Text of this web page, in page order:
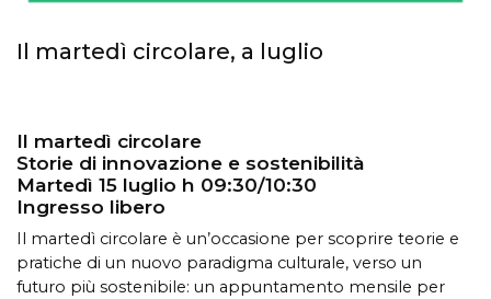
Il martedì circolare, a luglio
Il martedì circolare
Storie di innovazione e sostenibilità
Martedì 15 luglio h 09:30/10:30
Ingresso libero
Il martedì circolare è un’occasione per scoprire teorie e
pratiche di un nuovo paradigma culturale, verso un
futuro più sostenibile: un appuntamento mensile per